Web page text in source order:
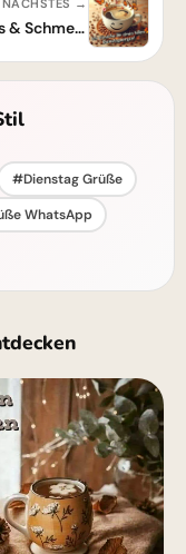
NÄCHSTES →
Toller Dienstagmorgen - Kaffeegenuss & Schmetterlinge
#Dienstag Grüße
WhatsApp